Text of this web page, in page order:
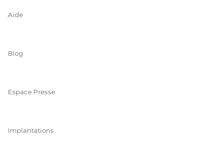
Aide
Blog
Espace Presse
Implantations